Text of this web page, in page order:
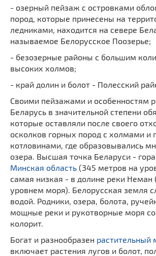
- озерный пейзаж с островками
пород, которые принесены на
ледниками, находится на севере
называемое Белорусское Поозерье;
- безозерные районы с большим
высоких холмов;
- край долин и болот - Полесский
Своими пейзажами и особенностям
Беларусь в значительной степени
которые оставляли после своего
осколков горных пород с холмами и
котловинами, где образовывались
озера. Высшая точка Беларуси -
Минская область (345 метров на
самая низкая - в долине реки Неман
уровнем моря). Белорусская земля
водой. Родники, озера, болота,
мощные реки и рукотворные моря
колорит.
Богат и разнообразен растительный
включает растения лугов и болот,